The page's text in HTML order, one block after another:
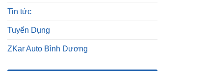
Tin tức
Tuyển Dụng
ZKar Auto Bình Dương